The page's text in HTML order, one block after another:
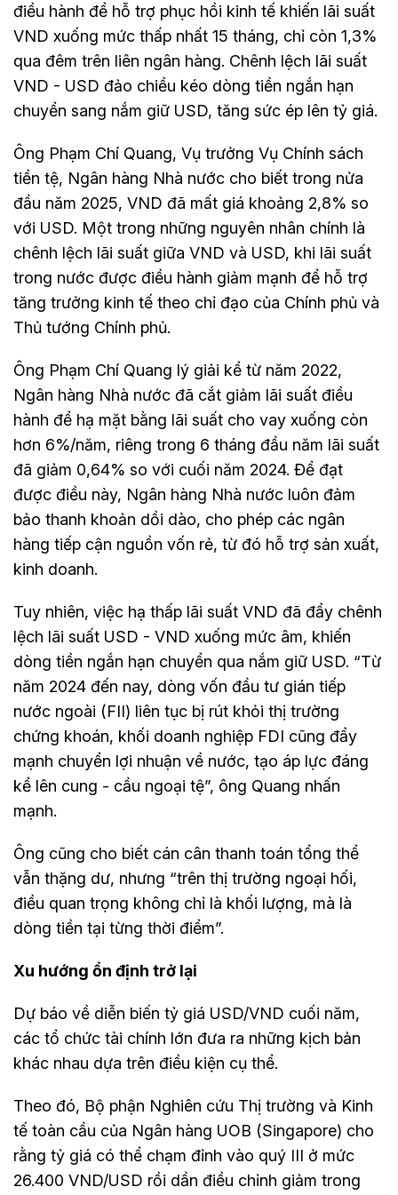
điều hành để hỗ trợ phục hồi kinh tế khiến lãi suất
VND xuống mức thấp nhất 15 tháng, chỉ còn 1,3%
qua đêm trên liên ngân hàng. Chênh lệch lãi suất
VND - USD đảo chiều kéo dòng tiền ngắn hạn
chuyển sang nắm giữ USD, tăng sức ép lên tỷ giá.
Ông Phạm Chí Quang, Vụ trưởng Vụ Chính sách
tiền tệ, Ngân hàng Nhà nước cho biết trong nửa
đầu năm 2025, VND đã mất giá khoảng 2,8% so
với USD. Một trong những nguyên nhân chính là
chênh lệch lãi suất giữa VND và USD, khi lãi suất
trong nước được điều hành giảm mạnh để hỗ trợ
tăng trưởng kinh tế theo chỉ đạo của Chính phủ và
Thủ tướng Chính phủ.
Ông Phạm Chí Quang lý giải kể từ năm 2022,
Ngân hàng Nhà nước đã cắt giảm lãi suất điều
hành để hạ mặt bằng lãi suất cho vay xuống còn
hơn 6%/năm, riêng trong 6 tháng đầu năm lãi suất
đã giảm 0,64% so với cuối năm 2024. Để đạt
được điều này, Ngân hàng Nhà nước luôn đảm
bảo thanh khoản dồi dào, cho phép các ngân
hàng tiếp cận nguồn vốn rẻ, từ đó hỗ trợ sản xuất,
kinh doanh.
Tuy nhiên, việc hạ thấp lãi suất VND đã đẩy chênh
lệch lãi suất USD - VND xuống mức âm, khiến
dòng tiền ngắn hạn chuyển qua nắm giữ USD. “Từ
năm 2024 đến nay, dòng vốn đầu tư gián tiếp
nước ngoài (FII) liên tục bị rút khỏi thị trường
chứng khoán, khối doanh nghiệp FDI cũng đẩy
mạnh chuyển lợi nhuận về nước, tạo áp lực đáng
kể lên cung - cầu ngoại tệ”, ông Quang nhấn
mạnh.
Ông cũng cho biết cán cân thanh toán tổng thể
vẫn thặng dư, nhưng “trên thị trường ngoại hối,
điều quan trọng không chỉ là khối lượng, mà là
dòng tiền tại từng thời điểm”.
Xu hướng ổn định trở lại
Dự báo về diễn biến tỷ giá USD/VND cuối năm,
các tổ chức tài chính lớn đưa ra những kịch bản
khác nhau dựa trên điều kiện cụ thể.
Theo đó, Bộ phận Nghiên cứu Thị trường và Kinh
tế toàn cầu của Ngân hàng UOB (Singapore) cho
rằng tỷ giá có thể chạm đỉnh vào quý III ở mức
26.400 VND/USD rồi dần điều chỉnh giảm trong